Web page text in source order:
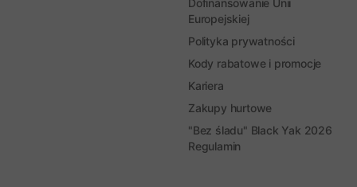
Dofinansowanie Unii
Europejskiej
Polityka prywatności
Kody rabatowe i promocje
Kariera
Zakupy hurtowe
"Bez śladu" Black Yak 2026
Regulamin